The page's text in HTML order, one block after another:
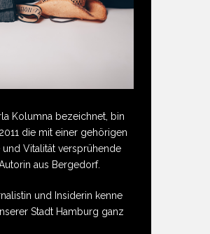
Kolumna bezeichnet, bin
die mit einer gehörigen
und Vitalität versprühende
aus Bergedorf.
und Insiderin kenne
Stadt Hamburg ganz